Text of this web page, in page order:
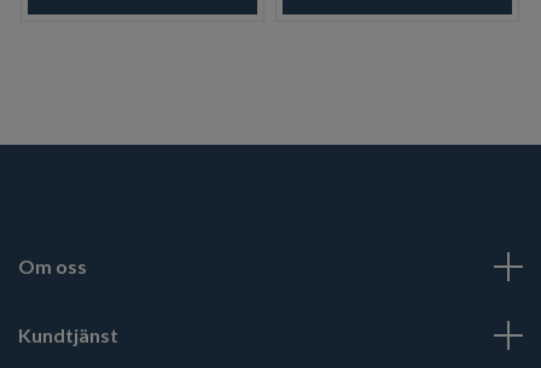
Om oss
Kundtjänst